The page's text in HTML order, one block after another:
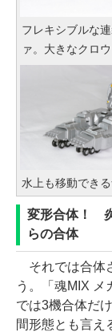
フレキシブルな
ァ。大きなクロ
水上も移動でき
変形合体！
らの合体
それでは合体
う。「魂MIX メ
では3機合体だ
間形態とも言え